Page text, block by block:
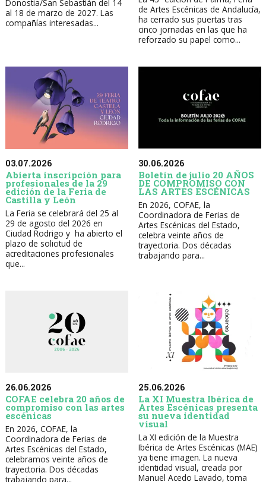
Donostia/San Sebastián del 14
al 18 de marzo de 2027. Las
compañías interesadas...
de Artes Escénicas de Andalucía,
ha cerrado sus puertas tras
cinco jornadas en las que ha
reforzado su papel como...
03.07.2026
Abierta inscripción para
profesionales de la 29
edición de la Feria de
Castilla y León
La Feria se celebrará del 25 al
29 de agosto del 2026 en
Ciudad Rodrigo y ha abierto el
plazo de solicitud de
acreditaciones profesionales
que...
30.06.2026
Boletín de julio 20 AÑOS
DE COMPROMISO CON
LAS ARTES ESCÉNICAS
En 2026, COFAE, la
Coordinadora de Ferias de
Artes Escénicas del Estado,
celebra veinte años de
trayectoria. Dos décadas
trabajando para...
26.06.2026
COFAE celebra 20 años de
compromiso con las artes
escénicas
En 2026, COFAE, la
Coordinadora de Ferias de
Artes Escénicas del Estado,
celebramos veinte años de
trayectoria. Dos décadas
trabajando para...
25.06.2026
La XI Muestra Ibérica de
Artes Escénicas presenta
su nueva identidad
visual
La XI edición de la Muestra
Ibérica de Artes Escénicas (MAE)
ya tiene imagen. La nueva
identidad visual, creada por
Manuel Acedo Lavado, toma